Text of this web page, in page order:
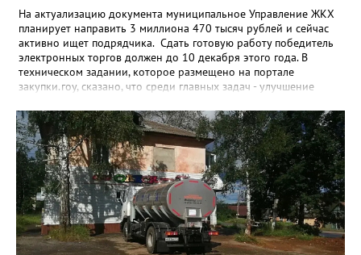
На актуализацию документа муниципальное Управление ЖКХ
планирует направить 3 миллиона 470 тысяч рублей и сейчас
активно ищет подрядчика. Сдать готовую работу победитель
электронных торгов должен до 10 декабря этого года. В
техническом задании, которое размещено на портале
закупки.гоу, сказано, что среди главных задач - улучшение
повышение энергоэффективности систем. Кроме электронных
схем, исполнителю нужно разработать предложения по
строительству и реконструкции водоснабжения и канализации,
оценив размер вложений, а также представить перечень
бесхозных объектов и возможные сценарии развития этой
сферы городского хозяйства. В июне 2025 года
«Златоуст.инфо» сообщал о подобных торгах. Тогда цена
вопроса была почти в три раза выше - 9 миллионов 13 тысяч
486 рублей, а в списке работ была разработка электронной
системы ливнёвок.